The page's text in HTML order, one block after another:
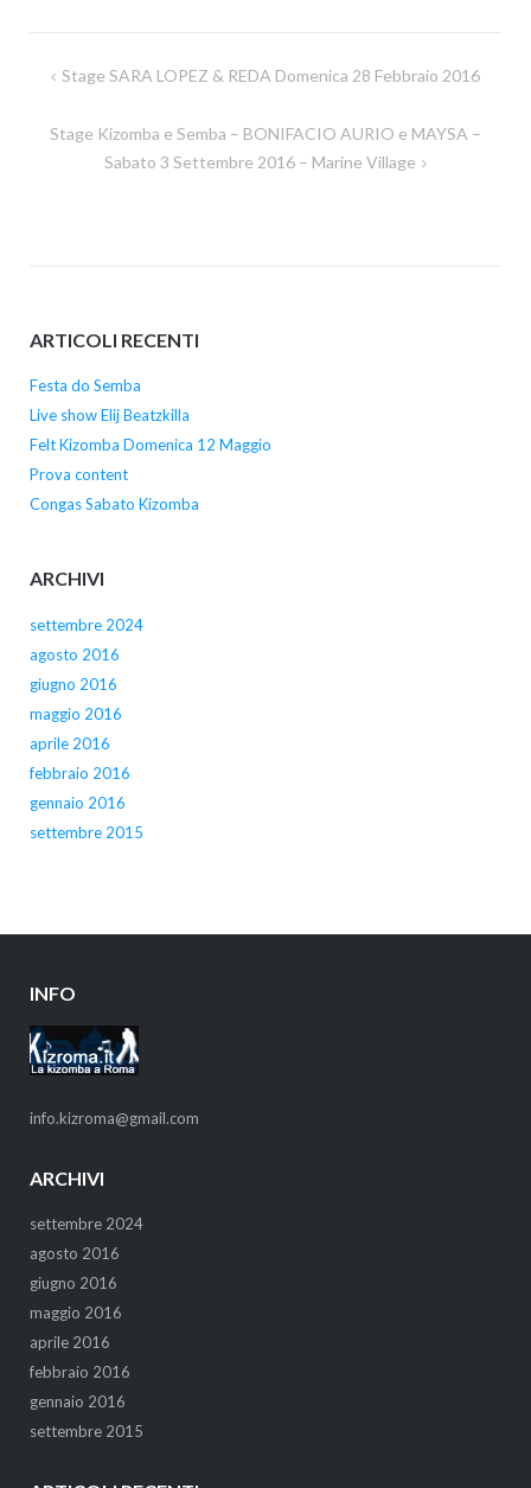
articoli
Stage SARA LOPEZ & REDA Domenica 28 Febbraio 2016
Stage Kizomba e Semba – BONIFACIO AURIO e MAYSA –
Sabato 3 Settembre 2016 – Marine Village
ARTICOLI RECENTI
Festa do Semba
Live show Elij Beatzkilla
Felt Kizomba Domenica 12 Maggio
Prova content
Congas Sabato Kizomba
ARCHIVI
settembre 2024
agosto 2016
giugno 2016
maggio 2016
aprile 2016
febbraio 2016
gennaio 2016
settembre 2015
INFO
info.kizroma@gmail.com
ARCHIVI
settembre 2024
agosto 2016
giugno 2016
maggio 2016
aprile 2016
febbraio 2016
gennaio 2016
settembre 2015